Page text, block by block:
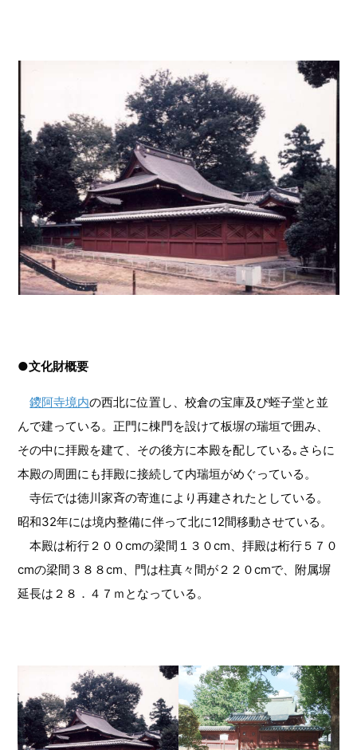
●文化財概要
鑁阿寺境内の西北に位置し、校倉の宝庫及び蛭子堂と並
んで建っている。正門に棟門を設けて板塀の瑞垣で囲み、
その中に拝殿を建て、その後方に本殿を配している｡さらに
本殿の周囲にも拝殿に接続して内瑞垣がめぐっている。
寺伝では徳川家斉の寄進により再建されたとしている。
昭和32年には境内整備に伴って北に12間移動させている。
本殿は桁行２００cmの梁間１３０cm、拝殿は桁行５７０
cmの梁間３８８cm、門は柱真々間が２２０cmで、附属塀
延長は２８．４７ｍとなっている。